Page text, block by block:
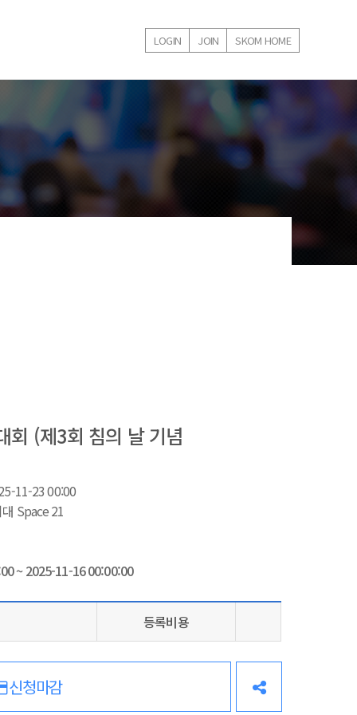
LOGIN JOIN SKOM HOME
내강좌
학술대회 등록내역
온라인강의 신청내역
1:1 문의게시판
회 (제3회 침의 날 기념
11-23 00:00
Space 21
~2025-11-16 00:00:00
등록비용
신청마감